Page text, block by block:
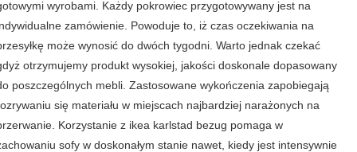
wyrobami. Każdy pokrowiec przygotowywany jest na
zamówienie. Powoduje to, iż czas oczekiwania na
może wynosić do dwóch tygodni. Warto jednak czekać
otrzymujemy produkt wysokiej, jakości doskonale dopasowany
poszczególnych mebli. Zastosowane wykończenia zapobiegają
się materiału w miejscach najbardziej narażonych na
Korzystanie z ikea karlstad bezug pomaga w
sofy w doskonałym stanie nawet, kiedy jest intensywnie